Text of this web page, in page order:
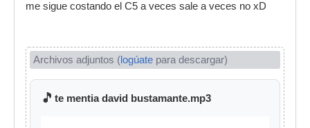
me sigue costando el C5 a veces sale a veces no xD
Archivos adjuntos (logúate para descargar)
🎵 te mentia david bustamante.mp3